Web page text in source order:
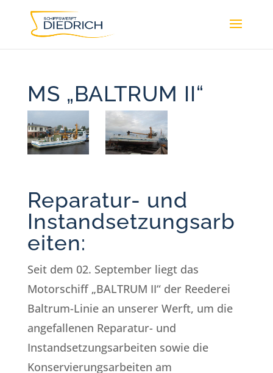
MS „BALTRUM II“
Reparatur- und
Instandsetzungsarb
eiten:
Seit dem 02. September liegt das
Motorschiff „BALTRUM II“ der Reederei
Baltrum-Linie an unserer Werft, um die
angefallenen Reparatur- und
Instandsetzungsarbeiten sowie die
Konservierungsarbeiten am